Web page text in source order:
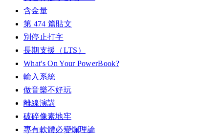
含金量
第 474 篇貼文
別停止打字
長期支援（LTS）
What's On Your PowerBook?
輸入系統
做音樂不好玩
離線演講
破碎像素地牢
專有軟體必變爛理論